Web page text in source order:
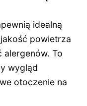
idealną
powietrza
alergenów. To
wygląd
otoczenie na